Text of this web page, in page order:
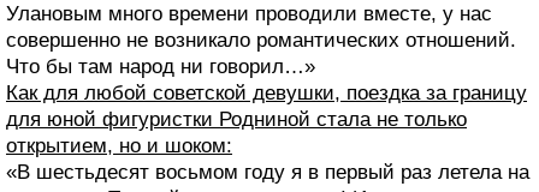
Улановым много времени проводили вместе, у нас
совершенно не возникало романтических отношений.
Что бы там народ ни говорил…»
Как для любой советской девушки, поездка за границу
для юной фигуристки Родниной стала не только
открытием, но и шоком:
«В шестьдесят восьмом году я в первый раз летела на